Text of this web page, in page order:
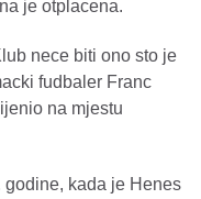
je otplacena.
nece biti ono sto je
fudbaler Franc
na mjestu
godine, kada je Henes